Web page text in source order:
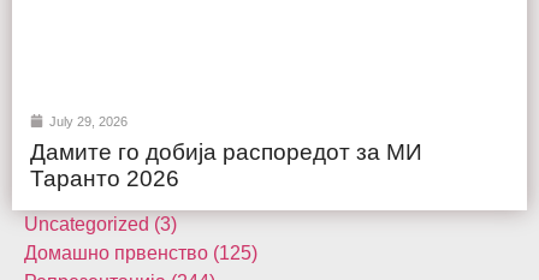
July 29, 2026
Дамите го добија распоредот за МИ
Таранто 2026
Uncategorized (3)
Домашнo првенство (125)